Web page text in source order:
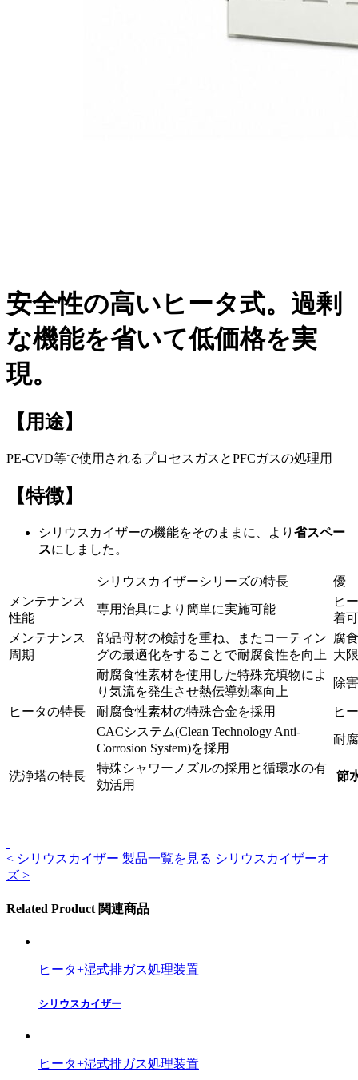
安全性の高いヒータ式。 過剰
な機能を省いて低価格を実
現。
【用途】
PE-CVD等で使用されるプロセスガスとPFCガスの処理用
【特徴】
シリウスカイザーの機能をそのままに、より 省スペー
スにしました。
シリウスカイザーシリーズの特長
優
メンテナンス
性能
専用治具により簡単に実施可能
ヒ
着
メンテナンス
周期
部品母材の検討を重ね、またコーティン
グの最適化をすることで耐腐食性を向上
腐
大
ヒータの特長
耐腐食性素材を使用した特殊充填物によ
り気流を発生させ熱伝導効率向上
除
耐腐食性素材の特殊合金を採用
ヒ
CACシステム(Clean Technology Anti-
Corrosion System)を採用
耐
洗浄塔の特長
特殊シャワーノズルの採用と循環水の有
効活用
節
< シリウスカイザー 製品一覧を見る シリウスカイザーオ
ズ >
Related Product 関連商品
ヒータ+湿式排ガス処理装置
シリウスカイザー
ヒータ+湿式排ガス処理装置